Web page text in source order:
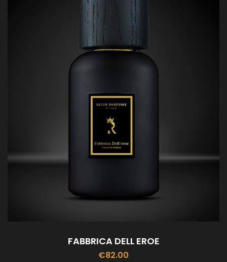
FABBRICA DELL EROE
€82.00